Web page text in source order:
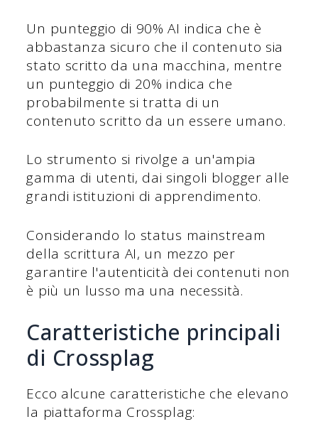
Un punteggio di 90% AI indica che è
abbastanza sicuro che il contenuto sia
stato scritto da una macchina, mentre
un punteggio di 20% indica che
probabilmente si tratta di un
contenuto scritto da un essere umano.
Lo strumento si rivolge a un'ampia
gamma di utenti, dai singoli blogger alle
grandi istituzioni di apprendimento.
Considerando lo status mainstream
della scrittura AI, un mezzo per
garantire l'autenticità dei contenuti non
è più un lusso ma una necessità.
Caratteristiche principali
di Crossplag
Ecco alcune caratteristiche che elevano
la piattaforma Crossplag: